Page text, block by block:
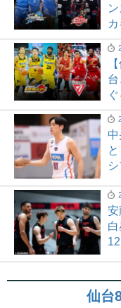
シ
安
仙台